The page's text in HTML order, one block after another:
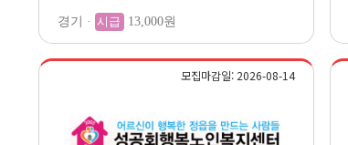
경기 · 시급 13,000원
모집마감일: 2026-08-14